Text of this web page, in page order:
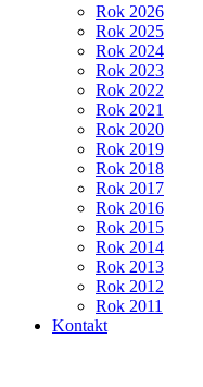
Rok 2026
Rok 2025
Rok 2024
Rok 2023
Rok 2022
Rok 2021
Rok 2020
Rok 2019
Rok 2018
Rok 2017
Rok 2016
Rok 2015
Rok 2014
Rok 2013
Rok 2012
Rok 2011
Kontakt